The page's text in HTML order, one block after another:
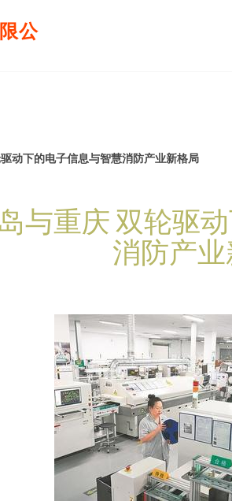
公
动下的电子信息与智慧消防产业新格局
与重庆 双轮驱
消防产